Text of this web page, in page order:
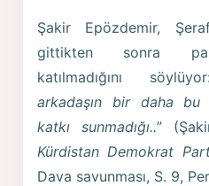
Şakir Epözdemir,
gittikten sonra
katılmadığını
arkadaşın bir daha bu
katkı sunmadığı..”
Kürdistan Demokrat
Dava savunması, S. 9,